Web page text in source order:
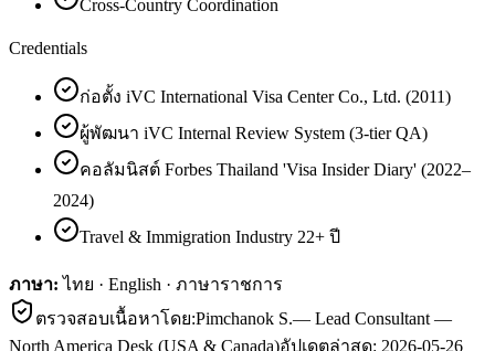
Cross-Country Coordination
Credentials
ก่อตั้ง iVC International Visa Center Co., Ltd. (2011)
ผู้พัฒนา iVC Internal Review System (3-tier QA)
คอลัมนิสต์ Forbes Thailand 'Visa Insider Diary' (2022–
2024)
Travel & Immigration Industry 22+ ปี
ภาษา: ไทย · English · ภาษาราชการ
ตรวจสอบเนื้อหาโดย:Pimchanok S.— Lead Consultant —
North America Desk (USA & Canada)อัปเดตล่าสุด: 2026-05-26